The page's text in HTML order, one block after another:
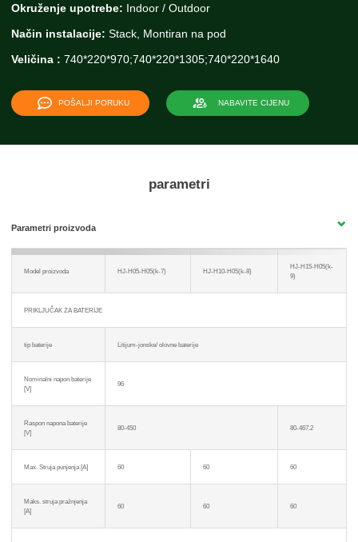
Okruženje upotrebe: Indoor / Outdoor
Način instalacije: Stack, Montiran na pod
Veličina : 740*220*970;740*220*1305;740*220*1640
POŠALJI PORUKU NABAVITE CIJENU
parametri
Parametri proizvoda
Model proizvoda HJ-H05-H05(k-7) HJ-H10-H05(k-8)
HJ-H15-H05(k-
9)
PRIKLJUČAK ZA BATERIJE
tip baterije Litijum-jonske/ olovne baterije
Nominalni napon baterije
[V]
96
Raspon napona baterije
[V]
80-450 80-467.2
Max. Struja punjenja [A] 60 60 60
Maks. struja pražnjenja
[A]
60 60 60